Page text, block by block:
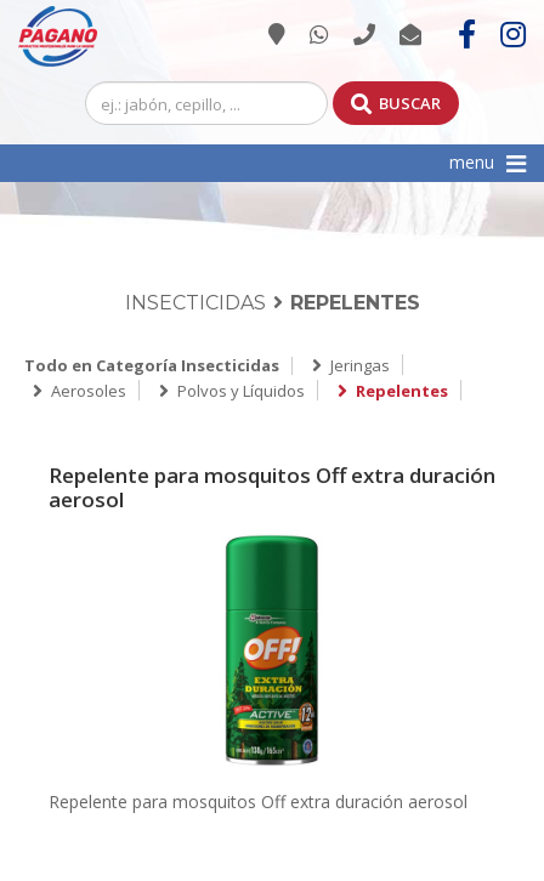
BUSCAR
Toggle
navigation
menu
INSECTICIDAS REPELENTES
Todo en Categoría Insecticidas
Jeringas
Aerosoles
Polvos y Líquidos Repelentes
Repelente para mosquitos Off extra duración
aerosol
Repelente para mosquitos Off extra duración aerosol